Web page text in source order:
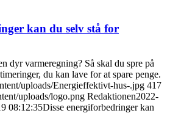
kan du selv stå for
dyr varmeregning? Så skal du spre på
du kan lave for at spare penge.
uploads/Energieffektivt-hus-.jpg 417
uploads/logo.png Redaktionen2022-
08:12:35Disse energiforbedringer kan